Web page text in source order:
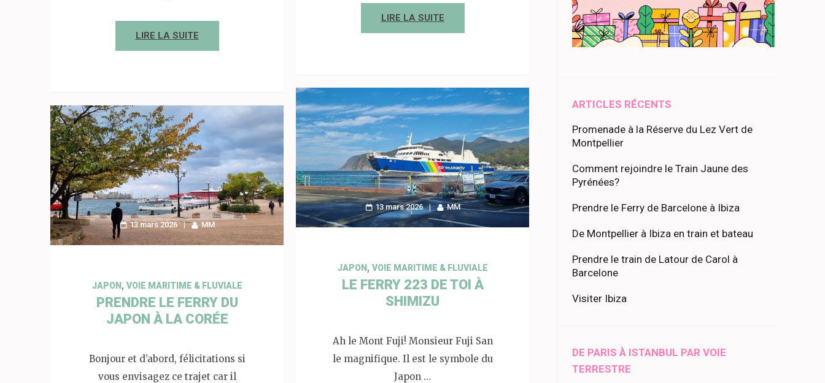
LIRE LA SUITE
LIRE LA SUITE
13 mars 2026 MM
JAPON, VOIE MARITIME & FLUVIALE
LE FERRY 223 DE TOI À
SHIMIZU
Ah le Mont Fuji! Monsieur Fuji San
le magnifique. Il est le symbole du
Japon …
13 mars 2026 MM
JAPON, VOIE MARITIME & FLUVIALE
PRENDRE LE FERRY DU
JAPON À LA CORÉE
Bonjour et d’abord, félicitations si
vous envisagez ce trajet car il
ARTICLES RÉCENTS
Promenade à la Réserve du Lez Vert de
Montpellier
Comment rejoindre le Train Jaune des
Pyrénées?
Prendre le Ferry de Barcelone à Ibiza
De Montpellier à Ibiza en train et bateau
Prendre le train de Latour de Carol à
Barcelone
Visiter Ibiza
DE PARIS À ISTANBUL PAR VOIE
TERRESTRE